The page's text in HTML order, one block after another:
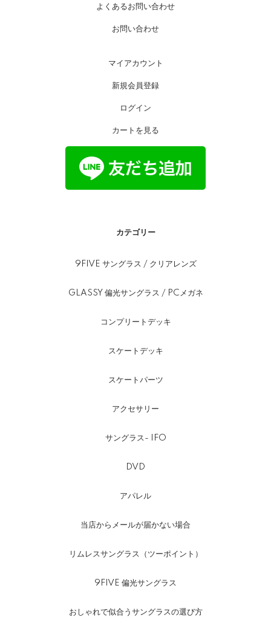
よくあるお問い合わせ
お問い合わせ
マイアカウント
新規会員登録
ログイン
カートを見る
カテゴリー
9FIVE サングラス / クリアレンズ
GLASSY 偏光サングラス / PCメガネ
コンプリートデッキ
スケートデッキ
スケートパーツ
アクセサリー
サングラス- IFO
DVD
アパレル
当店からメールが届かない場合
リムレスサングラス（ツーポイント）
9FIVE 偏光サングラス
おしゃれで似合うサングラスの選び方